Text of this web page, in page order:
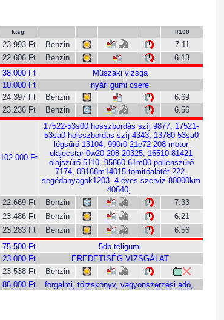
ktsg. l/100
23.993 Ft Benzin
7.11
22.606 Ft Benzin
6.13
38.000 Ft
Műszaki vizsga
10.000 Ft
nyári gumi csere
24.397 Ft Benzin
6.69
23.236 Ft Benzin 6.56
102.000 Ft
17522-53s00 hosszbordás szíj 9877, 17521-
53sa0 holsszbordás szíj 4343, 13780-53sa0
légsűrő 13104, 990r0-21e72-208 motor
olajecstar 0w20 208 20325, 16510-81421
olajszűrő 5110, 95860-61m00 pollenszűrő
7174, 09168m14015 tömitőalátét 222,
segédanyagok1203, 4 éves szerviz 80000km
40640,
22.669 Ft Benzin
7.33
23.486 Ft Benzin
6.21
23.283 Ft Benzin
6.56
75.500 Ft
5db téligumi
23.000 Ft
EREDETISÉG VIZSGÁLAT
23.538 Ft
Benzin
86.000 Ft forgalmi, tőrzskönyv, vagyonszerzési adó,